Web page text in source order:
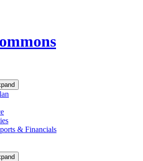
& Financials